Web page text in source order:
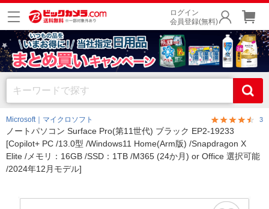
ログイン
会員登録(無料)
Microsoft｜マイクロソフト 3
ノートパソコン Surface Pro(第11世代) ブラック EP2-19233
[Copilot+ PC /13.0型 /Windows11 Home(Arm版) /Snapdragon X
Elite /メモリ：16GB /SSD：1TB /M365 (24か月) or Office 選択可能
/2024年12月モデル]